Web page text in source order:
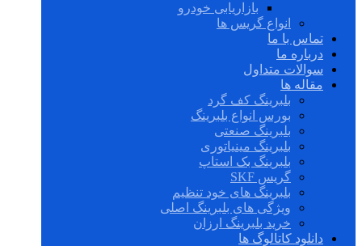
بازاریابی خودرو
انواع گریس ها
تماس با ما
درباره ما
سوالات متداول
مقاله ها
بلبرینگ کف گرد
بورس انواع بلبرینگ
بلبرینگ صنعتی
بلبرینگ مینیاتوری
بلبرینگ بک استاپ
گریس SKF
بلبرینگ های خود تنظیم
ویژگی های بلبرینگ اصلی
خرید بلبرینگ ارزان
دانلود کاتالوگ ها